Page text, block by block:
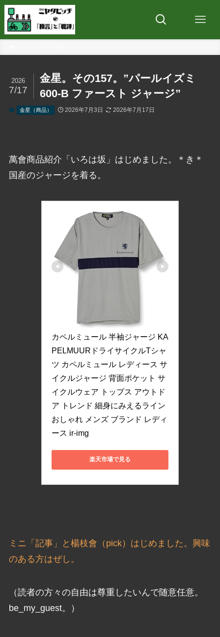
金星。その157。”パールイズミ
600-B ファースト ジャージ”
2026
7/17
金星（商品） 2026年7月3日 2026年7月17日
萬會商品紹介「いろは坂」はじめました。＊き＊
国産のジャージを着る。
カペルミュール 半袖ジャージ KA
PELMUURドライサイクルTシャ
ツ カペルミュール レディース サ
イクルジャージ 背面ポケット サ
イクルウェア トップス アウトド
ア トレンド 細身にみえるライン
おしゃれ メンズ ブランド レディ
ース ir-img
楽天市場で見る
ミニ「記事」と楊枝會（pick）はじめました。興味
のある方はぜし。
（読者の方々の自由は尊重したいんで随意任意。
be_my_guest。）